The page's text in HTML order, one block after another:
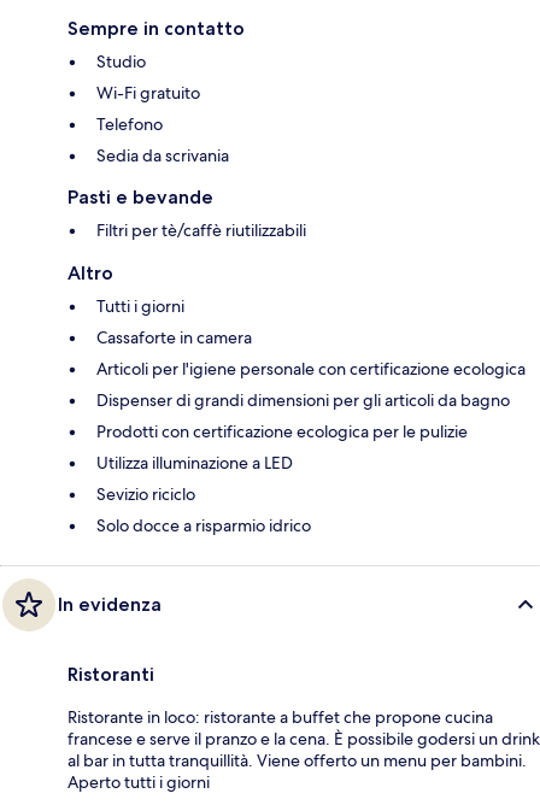
Sempre in contatto
Studio
Wi-Fi gratuito
Telefono
Sedia da scrivania
Pasti e bevande
Filtri per tè/caffè riutilizzabili
Altro
Tutti i giorni
Cassaforte in camera
Articoli per l'igiene personale con certificazione ecologica
Dispenser di grandi dimensioni per gli articoli da bagno
Prodotti con certificazione ecologica per le pulizie
Utilizza illuminazione a LED
Sevizio riciclo
Solo docce a risparmio idrico
In evidenza
Ristoranti
Ristorante in loco: ristorante a buffet che propone cucina
francese e serve il pranzo e la cena. È possibile godersi un drink
al bar in tutta tranquillità. Viene offerto un menu per bambini.
Aperto tutti i giorni